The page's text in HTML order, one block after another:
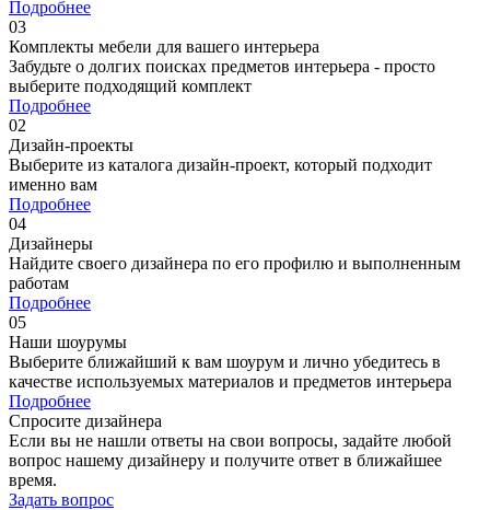
Подробнее
03
Комплекты мебели для вашего интерьера
Забудьте о долгих поисках предметов интерьера - просто
выберите подходящий комплект
Подробнее
02
Дизайн-проекты
Выберите из каталога дизайн-проект, который подходит
именно вам
Подробнее
04
Дизайнеры
Найдите своего дизайнера по его профилю и выполненным
работам
Подробнее
05
Наши шоурумы
Выберите ближайший к вам шоурум и лично убедитесь в
качестве используемых материалов и предметов интерьера
Подробнее
Спросите дизайнера
Если вы не нашли ответы на свои вопросы, задайте любой
вопрос нашему дизайнеру и получите ответ в ближайшее
время.
Задать вопрос